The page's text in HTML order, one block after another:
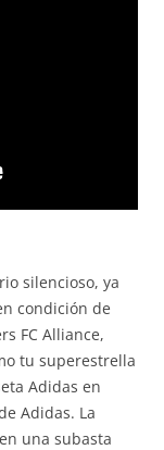
silencioso, ya
condición de
FC Alliance,
tu superestrella
Adidas en
Adidas. La
una subasta